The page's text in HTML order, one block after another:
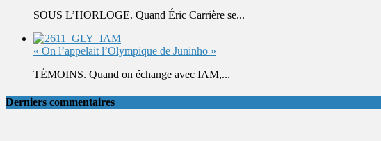
SOUS L’HORLOGE. Quand Éric Carrière se...
« On l’appelait l’Olympique de Juninho »
TÉMOINS. Quand on échange avec IAM,...
Derniers commentaires